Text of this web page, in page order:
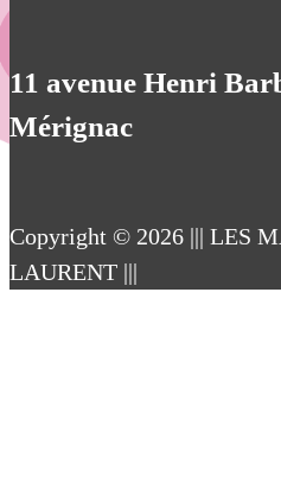
11 avenue Henri
Mérignac
Copyright © 2026 ||| LES
LAURENT |||